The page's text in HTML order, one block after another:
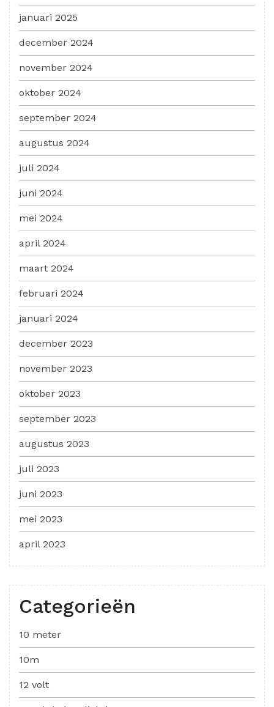
januari 2025
december 2024
november 2024
oktober 2024
september 2024
augustus 2024
juli 2024
juni 2024
mei 2024
april 2024
maart 2024
februari 2024
januari 2024
december 2023
november 2023
oktober 2023
september 2023
augustus 2023
juli 2023
juni 2023
mei 2023
april 2023
Categorieën
10 meter
10m
12 volt